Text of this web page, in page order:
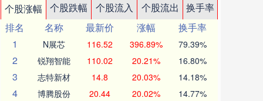
个股涨幅 个股跌幅 个股流入 个股流出
换手率
排名
名称 最新价 涨幅
换手率
1
N展芯 116.52 396.89% 79.39%
2 锐翔智能 110.02 20.21% 16.80%
3 志特新材 14.8 20.03% 14.18%
4 博腾股份 20.44 20.02% 14.77%